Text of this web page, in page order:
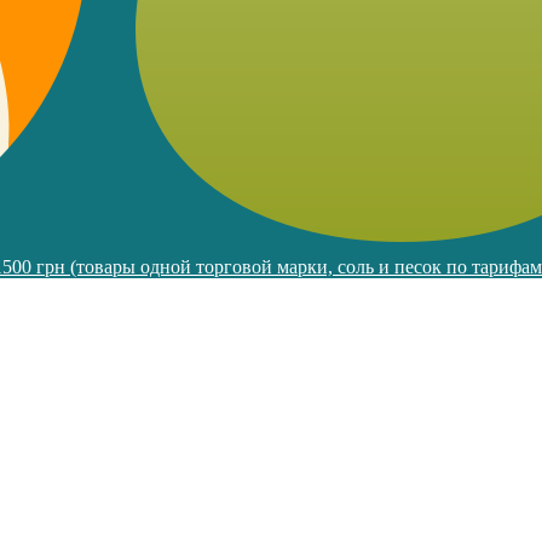
грн (товары одной торговой марки, соль и песок по